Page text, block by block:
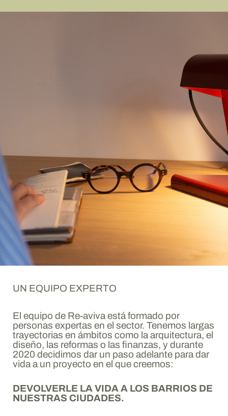
UN EQUIPO EXPERTO
El equipo de Re-aviva está formado por
personas expertas en el sector. Tenemos largas
trayectorias en ámbitos como la arquitectura, el
diseño, las reformas o las finanzas, y durante
2020 decidimos dar un paso adelante para dar
vida a un proyecto en el que creemos:
DEVOLVERLE LA VIDA A LOS BARRIOS DE
NUESTRAS CIUDADES.